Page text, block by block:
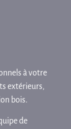
à votre
extérieurs,
bois.
de